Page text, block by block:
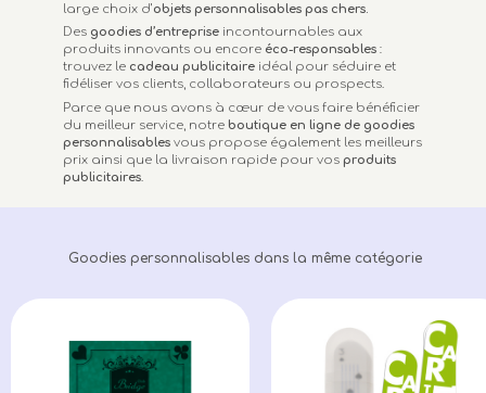
large choix d’objets personnalisables pas chers.
Des goodies d’entreprise incontournables aux
produits innovants ou encore éco-responsables :
trouvez le cadeau publicitaire idéal pour séduire et
fidéliser vos clients, collaborateurs ou prospects.
Parce que nous avons à cœur de vous faire bénéficier
du meilleur service, notreboutique en ligne de goodies
personnalisables vous propose également les meilleurs
prix ainsi que la livraison rapide pour vos produits
publicitaires.
Goodies personnalisables dans la même catégorie